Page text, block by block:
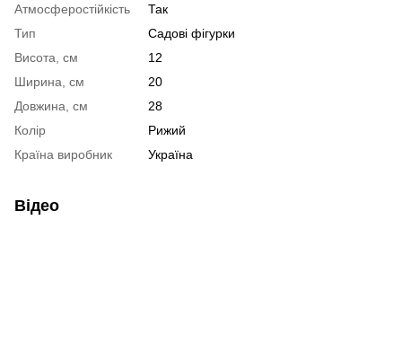
Атмосферостійкість
Так
Тип
Садові фігурки
Висота, см
12
Ширина, см
20
Довжина, см
28
Колір
Рижий
Країна виробник
Україна
Відео